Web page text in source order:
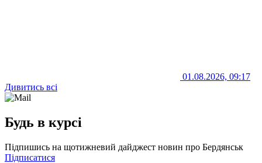
01.08.2026, 09:17
Дивитись всі
Будь в курсі
Підпишись на щотижневий дайджест новин про Бердянськ
Підписатися